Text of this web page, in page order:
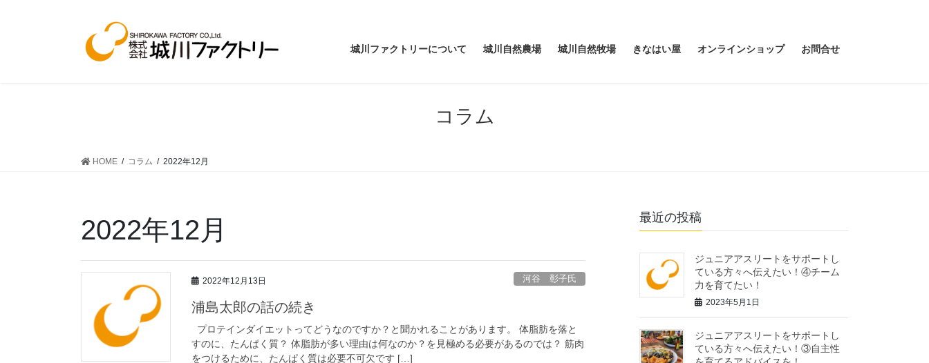
城川ファクトリーについて 城川自然農場 城川自然牧場 きなはい屋 オンラインショップ お問合せ
コラム
HOME コラム 2022年12月
2022年12月
2022年12月13日 河谷 彰子氏
浦島太郎の話の続き
プロテインダイエットってどうなのですか？と聞かれることがあります。 体脂肪を落と
すのに、たんぱく質？ 体脂肪が多い理由は何なのか？を見極める必要があるのでは？ 筋肉
をつけるために、たんぱく質は必要不可欠です […]
最近の投稿
ジュニアアスリートをサポートし
ている方々へ伝えたい！④チーム
力を育てたい！
2023年5月1日
ジュニアアスリートをサポートし
ている方々へ伝えたい！③自主性